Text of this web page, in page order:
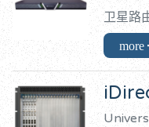
卫星路